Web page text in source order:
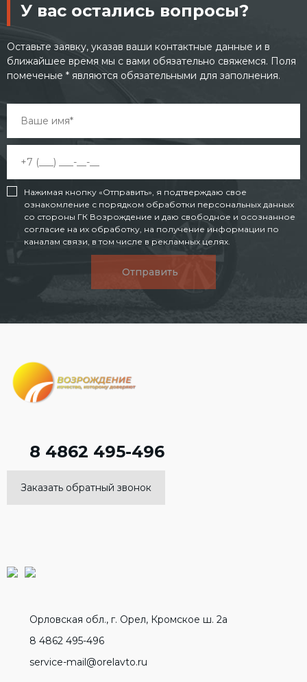
У вас остались вопросы?
Оставьте заявку, указав ваши контактные данные и в
ближайшее время мы с вами обязательно свяжемся. Поля
помеченые * являются обязательными для заполнения.
Нажимая кнопку «Отправить», я подтверждаю свое
ознакомление с порядком обработки персональных данных
со стороны ГК Возрождение и даю свободное и осознанное
согласие на их обработку, на получение информации по
каналам связи, в том числе в рекламных целях.
Отправить
8 4862 495-496
Заказать обратный звонок
Орловская обл., г. Орел, Кромское ш. 2а
8 4862 495-496
service-mail@orelavto.ru